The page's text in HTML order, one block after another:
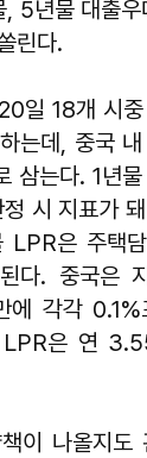
, 5년물 대출
린다.
일 18개 시
는데, 중국
삼는다. 1년물
시 지표가
은 주택
다. 중국은
에 각각 0.1%
LPR은 연
이 나올지도